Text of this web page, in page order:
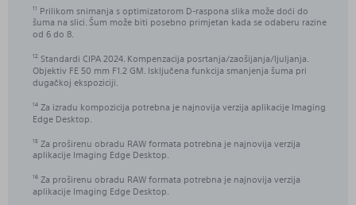
11 Prilikom snimanja s optimizatorom D-raspona slika može doći do
šuma na slici. Šum može biti posebno primjetan kada se odaberu razine
od 6 do 8.
12 Standardi CIPA 2024. Kompenzacija posrtanja/zaošijanja/ljuljanja.
Objektiv FE 50 mm F1.2 GM. Isključena funkcija smanjenja šuma pri
dugačkoj ekspoziciji.
14 Za izradu kompozicija potrebna je najnovija verzija aplikacije Imaging
Edge Desktop.
15 Za proširenu obradu RAW formata potrebna je najnovija verzija
aplikacije Imaging Edge Desktop.
16 Za proširenu obradu RAW formata potrebna je najnovija verzija
aplikacije Imaging Edge Desktop.